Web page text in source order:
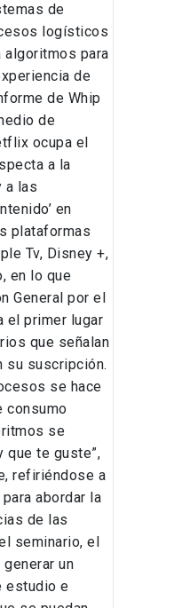
de
logísticos
algoritmos para
de
de Whip
de
ocupa el
a la
a las
en
plataformas
Tv, Disney +,
en lo que
General por el
el primer lugar
que señalan
su suscripción.
se hace
consumo
se
que te guste”,
refiriéndose a
abordar la
de las
seminario, el
un
estudio e